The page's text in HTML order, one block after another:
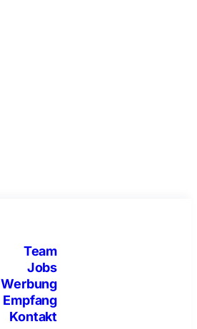
Team
Jobs
Werbung
Empfang
Kontakt